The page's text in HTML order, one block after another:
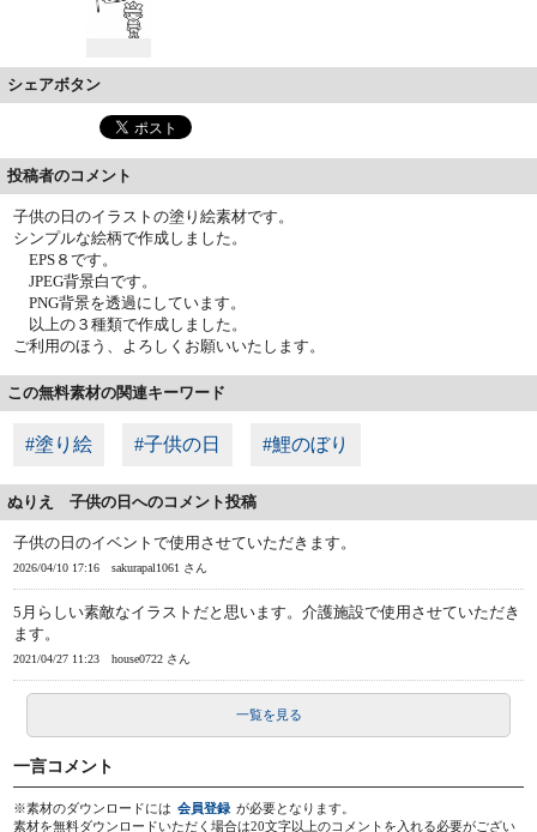
シェアボタン
投稿者のコメント
子供の日のイラストの塗り絵素材です。
シンプルな絵柄で作成しました。
EPS８です。
JPEG背景白です。
PNG背景を透過にしています。
以上の３種類で作成しました。
ご利用のほう、よろしくお願いいたします。
この無料素材の関連キーワード
#塗り絵 #子供の日 #鯉のぼり
ぬりえ 子供の日へのコメント投稿
子供の日のイベントで使用させていただきます。
2026/04/10 17:16 sakurapal1061 さん
5月らしい素敵なイラストだと思います。介護施設で使用させていただき
ます。
2021/04/27 11:23 house0722 さん
一覧を見る
一言コメント
※素材のダウンロードには 会員登録 が必要となります。
素材を無料ダウンロードいただく場合は20文字以上のコメントを入れる必要がござい